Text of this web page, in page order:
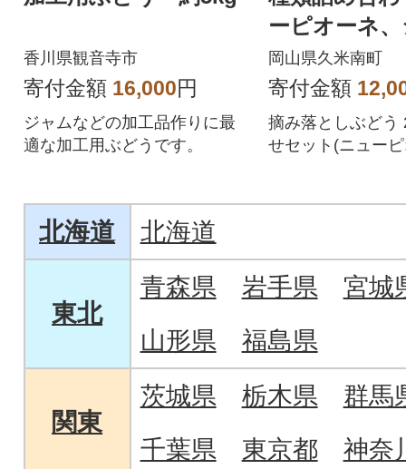
香川県観音寺市
寄付金額 16,000円
ジャムなどの加工品作りに最
適な加工用ぶどうです。
ーピオーネ
マスカット)
岡山県久米南町
寄付金額
摘み落としぶどう
せセット(ニュー
北海道 北海道
東北
青森県 岩手県
宮城
山形県
福島県
関東
茨城県 栃木県
群馬
千葉県
東京都 神奈